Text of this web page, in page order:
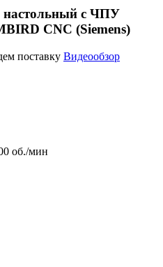
настольный с ЧПУ
CNC (Siemens)
поставку Видеообзор
об./мин